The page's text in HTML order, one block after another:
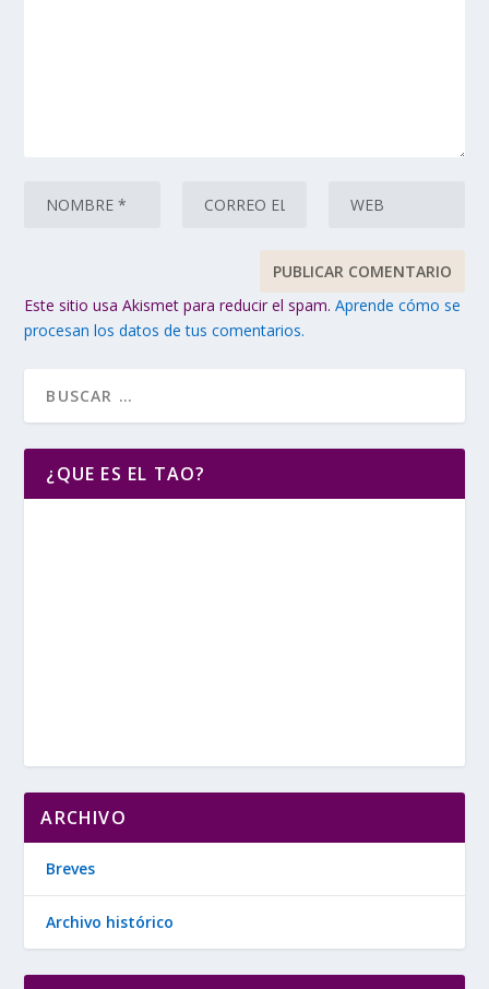
Este sitio usa Akismet para reducir el spam.Aprende cómo se
procesan los datos de tus comentarios.
¿QUE ES EL TAO?
ARCHIVO
Breves
Archivo histórico